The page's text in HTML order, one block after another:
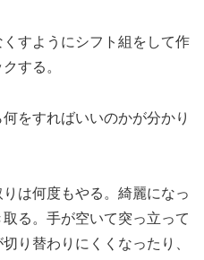
すようにシフト組をして作
する。
をすればいいのかが分かり
は何度もやる。綺麗になっ
る。手が空いて突っ立って
り替わりにくくなったり、